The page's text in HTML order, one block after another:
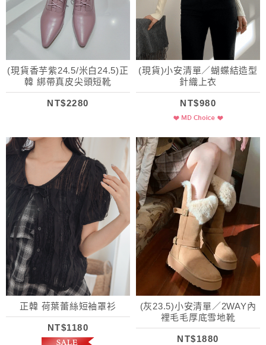
(現貨香芋紫24.5/米白24.5)正
韓 綁帶真皮尖頭短靴
NT$2280
(現貨)小安清單／蝴蝶結造型
針織上衣
NT$980
正韓 荷葉蕾絲短袖罩衫
NT$1180
(灰23.5)小安清單／2WAY內
裡毛毛厚底雪地靴
NT$1880